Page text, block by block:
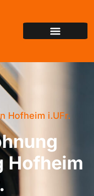
Hofheim i.UFr.
Hofheim